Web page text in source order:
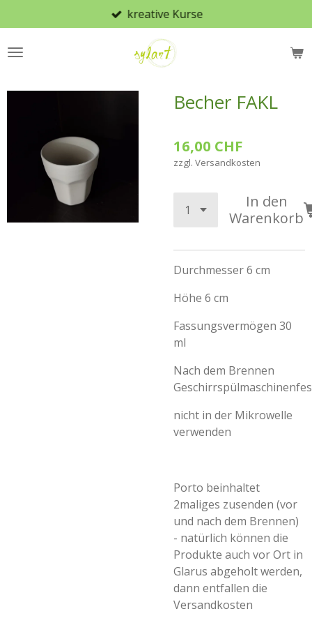
Hauptinhalt
springen
kreative Kurse
Becher FAKL
16,00 CHF
zzgl. Versandkosten
In den
Warenkorb
Durchmesser 6 cm
Höhe 6 cm
Fassungsvermögen 30
ml
Nach dem Brennen
nicht in der Mikrowelle
verwenden
Porto beinhaltet
2maliges zusenden (vor
und nach dem Brennen)
- natürlich können die
Produkte auch vor Ort in
Glarus abgeholt werden,
dann entfallen die
Versandkosten